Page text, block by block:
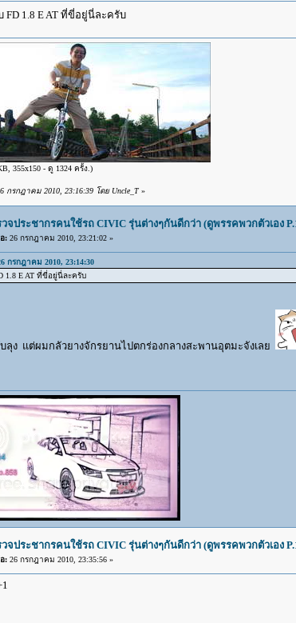
FD 1.8 E AT ที่ขี่อยู่นี่ละครับ
355x150 - ดู 1324 ครั้ง.)
กรกฎาคม 2010, 23:16:39 โดย Uncle_T»
วจประชากรคนใช้รถ CIVIC รุ่นต่างๆกันดีกว่า (ดูพรรคพวกตัวเอง
:26 กรกฎาคม 2010, 23:21:02 »
กรกฎาคม 2010, 23:14:30
1.8 E AT ที่ขี่อยู่นี่ละครับ
ลุง แต่ผมกลัวยางจักรยานไปตกร่องกลางสะพานอุตมะจังเลย
วจประชากรคนใช้รถ CIVIC รุ่นต่างๆกันดีกว่า (ดูพรรคพวกตัวเอง
:26 กรกฎาคม 2010, 23:35:56 »